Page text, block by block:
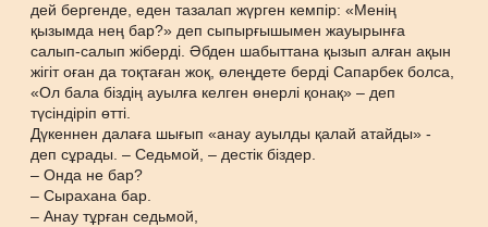
дей бергенде, еден тазалап жүрген кемпір: «Менің
қызымда нең бар?» деп сыпырғышымен жауырынға
салып-салып жіберді. Әбден шабыттана қызып алған ақын
жігіт оған да тоқтаған жоқ, өлеңдете берді Сапарбек болса,
«Ол бала біздің ауылға келген өнерлі қонақ» – деп
түсіндіріп өтті.
Дүкеннен далаға шығып «анау ауылды қалай атайды» -
деп сұрады. – Седьмой, – дестік біздер.
– Онда не бар?
– Сырахана бар.
– Анау тұрған седьмой,